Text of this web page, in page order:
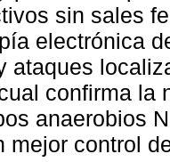
sin sales
electrónica
ataques
confirma la
anaerobios
mejor control